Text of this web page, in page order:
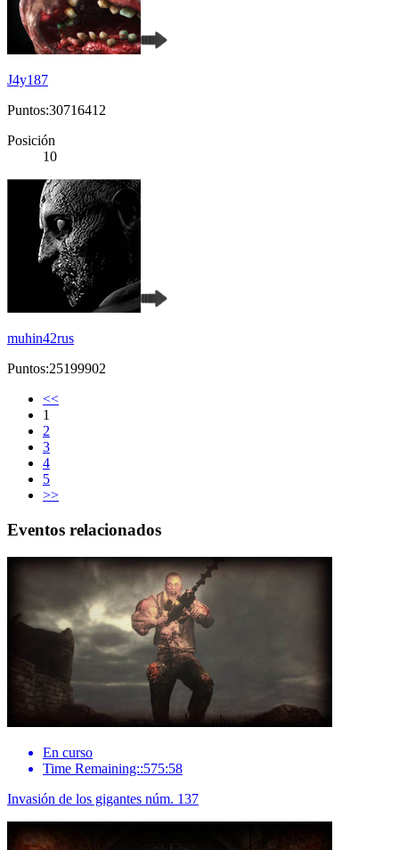
J4y187
Puntos:30716412
Posición
10
muhin42rus
Puntos:25199902
<<
1
2
3
4
5
>>
Eventos relacionados
En curso
Time Remaining::575:58
Invasión de los gigantes núm. 137